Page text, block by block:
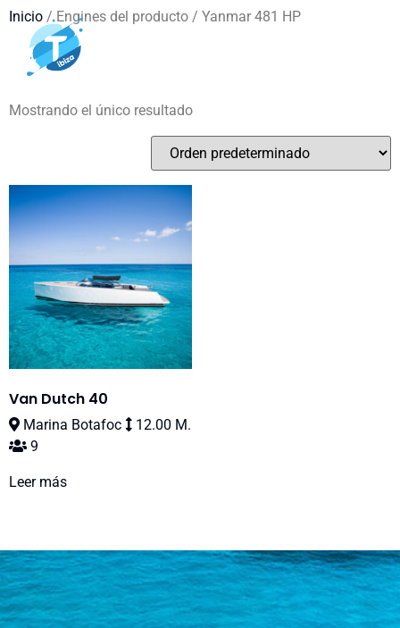
Inicio / Engines del producto / Yanmar 481 HP
Yanmar 481 HP
Mostrando el único resultado
Van Dutch 40
Marina Botafoc
12.00 M.
9
Leer más